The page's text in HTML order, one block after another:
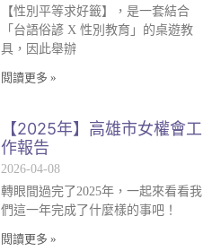
【性別平等求好籤】，是一套結合
「台語俗諺 X 性別教育」的桌遊教
具，因此舉辦
閱讀更多 »
【2025年】高雄市女權會工
作報告
2026-04-08
轉眼間過完了2025年，一起來看看我
們這一年完成了什麼樣的事吧！
閱讀更多 »